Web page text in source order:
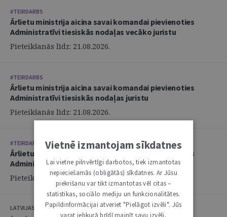
#TEIRDARBS
Ārlietu ministrija aicina savai komandai pievienoties
Administratīvi tiesiskās nodaļas vecāko juristu
Pieteikšanās līdz: 21.08.2026.
#TEIRDARBS
Ārlietu ministrija aicina savai komandai pievienoties
Administratīvi tiesiskās nodaļas juristu
Pieteikšanās līdz: 21.08.2026.
#TEIRDARBS
Ārlietu ministrija aicina savai komandai pievienoties
Administratīvi tiesiskās nodaļas juristu
Pieteikšanās līdz: 21.08.2026.
LATVIJAS ZVĒRINĀTU ADVOKĀTU PADOME
Vietnē izmantojam sīkdatnes
Lai vietne pilnvērtīgi darbotos, tiek izmantotas
nepieciešamās (obligātās) sīkdatnes. Ar Jūsu
piekrišanu var tikt izmantotas vēl citas –
statistikas, sociālo mediju un funkcionalitātes.
Papildinformācijai atveriet "Pielāgot izvēli". Jūs
varat jebkurā brīdī mainīt savu izvēli,